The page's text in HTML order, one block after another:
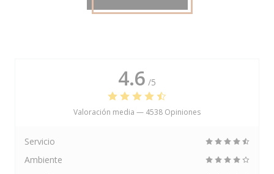
4.6 /5
Valoración media — 4538 Opiniones
Servicio
Ambiente